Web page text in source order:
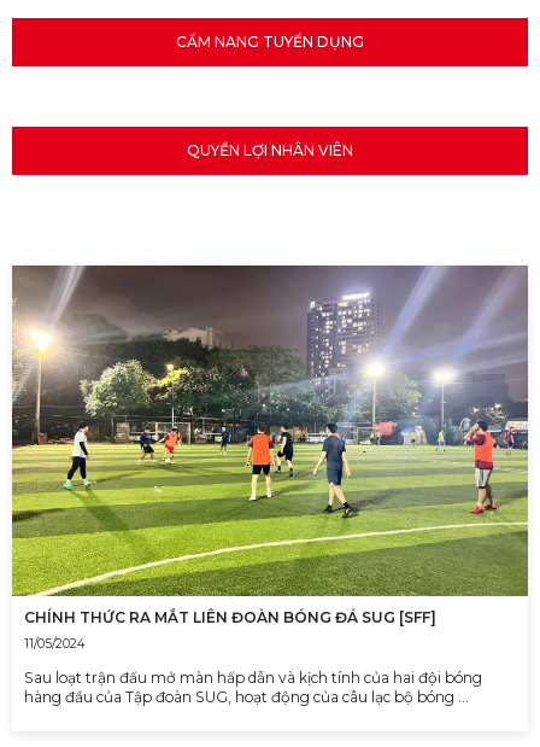
CẨM NANG TUYỂN DỤNG
QUYỀN LỢI NHÂN VIÊN
CHÍNH THỨC RA MẮT LIÊN ĐOÀN BÓNG ĐÁ SUG [SFF]
11/05/2024
Sau loạt trận đấu mở màn hấp dẫn và kịch tính của hai đội bóng
hàng đầu của Tập đoàn SUG, hoạt động của câu lạc bộ bóng …